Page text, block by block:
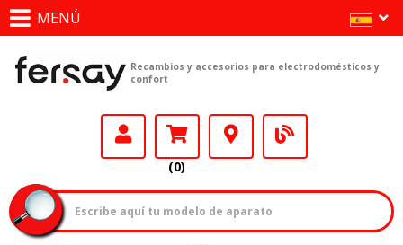
MENÚ
Recambios y accesorios para electrodomésticos y
confort
(0)